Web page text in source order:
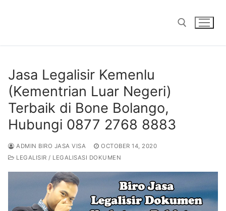
Jasa Legalisir Kemenlu
(Kementrian Luar Negeri)
Terbaik di Bone Bolango,
Hubungi 0877 2768 8883
ADMIN BIRO JASA VISA
OCTOBER 14, 2020
LEGALISIR / LEGALISASI DOKUMEN